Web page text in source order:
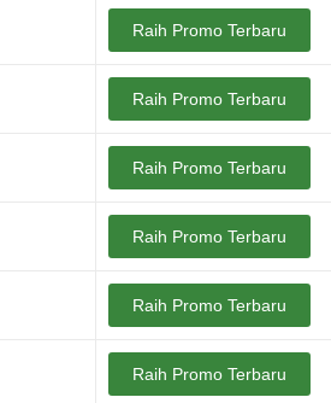
Raih Promo Terbaru
Raih Promo Terbaru
Raih Promo Terbaru
Raih Promo Terbaru
Raih Promo Terbaru
Raih Promo Terbaru